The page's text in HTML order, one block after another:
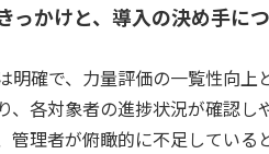
っかけと、導入の決め手に
明確で、力量評価の一覧性向
、各対象者の進捗状況が確認
管理者が俯瞰的に不足してい